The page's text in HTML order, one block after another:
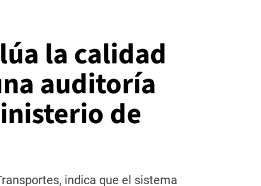
la calidad
auditoría
de
indica que el sistema